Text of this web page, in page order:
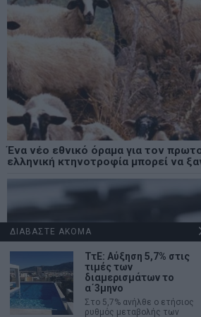
Ένα νέο εθνικό όραμα για τον
ελληνική κτηνοτροφία μπορεί να
ΔΙΑΒΑΣΤΕ ΑΚΟΜΑ
ΤτΕ: Αύξηση 5,7% στις
τιμές των
διαμερισμάτων το
α΄3μηνο
Στο 5,7% ανήλθε ο ετήσιος
ρυθμός μεταβολής των